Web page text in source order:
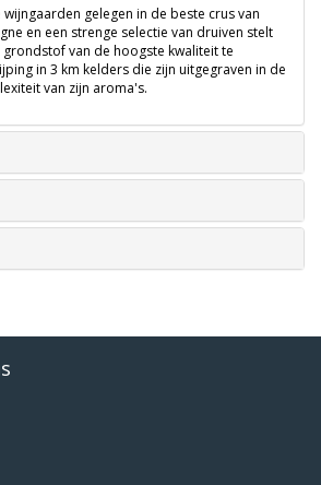
gelegen in de beste crus van
en een strenge selectie van druiven stelt
van de hoogste kwaliteit te
in 3 km kelders die zijn uitgegraven in de
van zijn aroma's.